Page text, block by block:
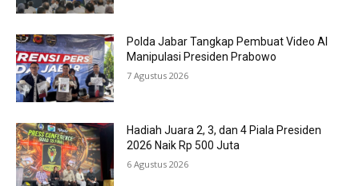
Polda Jabar Tangkap Pembuat Video AI
Manipulasi Presiden Prabowo
7 Agustus 2026
Hadiah Juara 2, 3, dan 4 Piala Presiden
2026 Naik Rp 500 Juta
6 Agustus 2026